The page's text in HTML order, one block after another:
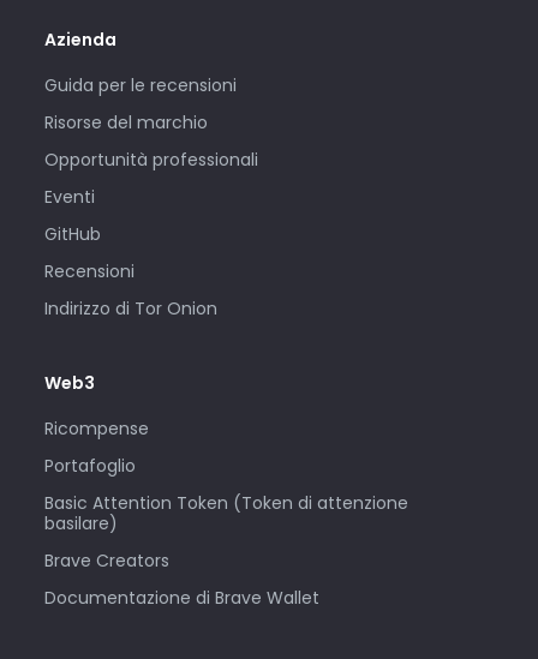
Azienda
Guida per le recensioni
Risorse del marchio
Opportunità professionali
Eventi
GitHub
Recensioni
Indirizzo di Tor Onion
Web3
Ricompense
Portafoglio
Basic Attention Token (Token di attenzione
basilare)
Brave Creators
Documentazione di Brave Wallet